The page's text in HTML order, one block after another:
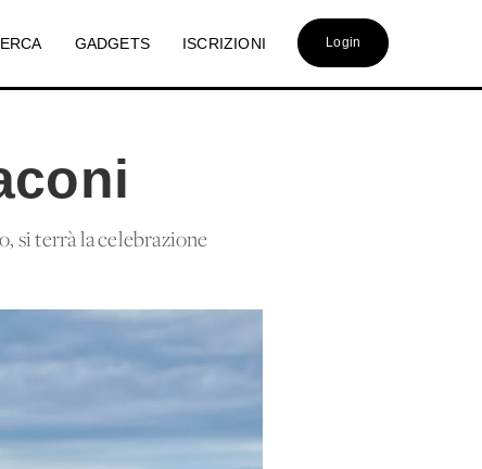
GADGETS ISCRIZIONI Login
si terrà la celebrazione